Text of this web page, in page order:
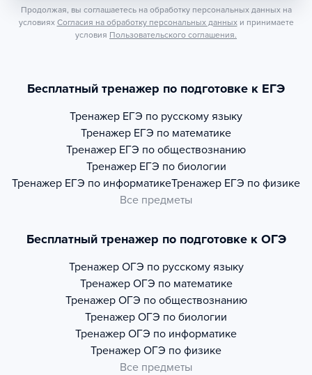
Продолжая, вы соглашаетесь на обработку персональных данных на
условиях Согласия на обработку персональных данных и принимаете
условия Пользовательского соглашения.
Бесплатный тренажер по подготовке к ЕГЭ
Тренажер ЕГЭ по русскому языку
Тренажер ЕГЭ по математике
Тренажер ЕГЭ по обществознанию
Тренажер ЕГЭ по биологии
Тренажер ЕГЭ по информатикеТренажер ЕГЭ по физике
Все предметы
Бесплатный тренажер по подготовке к ОГЭ
Тренажер ОГЭ по русскому языку
Тренажер ОГЭ по математике
Тренажер ОГЭ по обществознанию
Тренажер ОГЭ по биологии
Тренажер ОГЭ по информатике
Тренажер ОГЭ по физике
Все предметы